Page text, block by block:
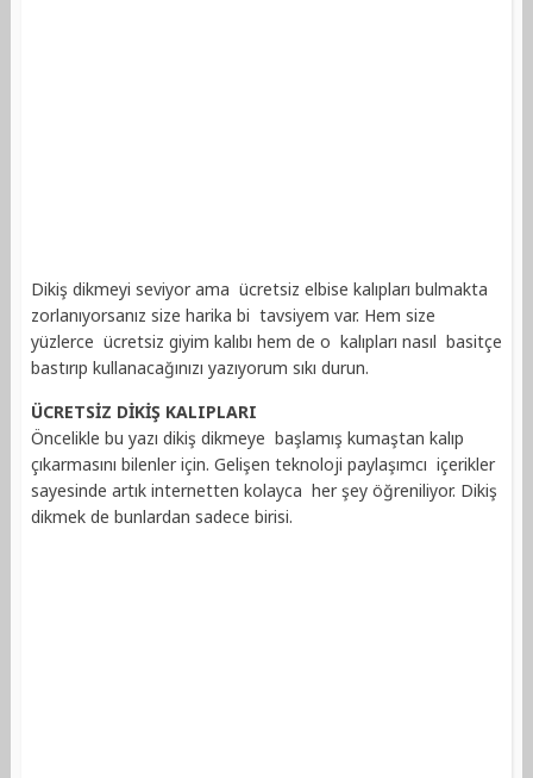
Dikiş dikmeyi seviyor ama ücretsiz elbise kalıpları bulmakta
zorlanıyorsanız size harika bi tavsiyem var. Hem size
yüzlerce ücretsiz giyim kalıbı hem de o kalıpları nasıl basitçe
bastırıp kullanacağınızı yazıyorum sıkı durun.
ÜCRETSİZ DİKİŞ KALIPLARI
Öncelikle bu yazı dikiş dikmeye başlamış kumaştan kalıp
çıkarmasını bilenler için. Gelişen teknoloji paylaşımcı içerikler
sayesinde artık internetten kolayca her şey öğreniliyor. Dikiş
dikmek de bunlardan sadece birisi.